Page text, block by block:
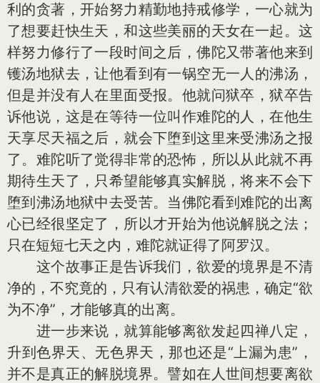
利的贪著，开始努力精勤地持戒修学，一心就为
了想要赶快生天，和这些美丽的天女在一起。这
样努力修行了一段时间之后，佛陀又带著他来到
镬汤地狱去，让他看到有一锅空无一人的沸汤，
但是并没有人在里面受报。他就问狱卒，狱卒告
诉他说，这是在等待一位叫作难陀的人，在他生
天享尽天福之后，就会下堕到这里来受沸汤之报
了。难陀听了觉得非常的恐怖，所以从此就不再
期待生天了，只希望能够真实解脱，将来不会下
堕到沸汤地狱中去受苦。当佛陀看到难陀的出离
心已经很坚定了，所以才开始为他说解脱之法；
只在短短七天之内，难陀就证得了阿罗汉。
这个故事正是告诉我们，欲爱的境界是不清
净的，不究竟的，只有认清欲爱的祸患，确定“欲
为不净”，才能够真的出离。
进一步来说，就算能够离欲发起四禅八定，
升到色界天、无色界天，那也还是“上漏为患”，
并不是真正的解脱境界。譬如在人世间想要离欲